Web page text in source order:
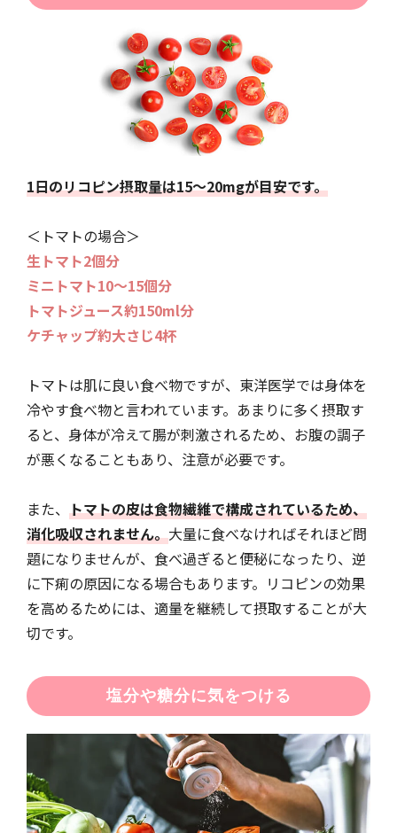
1日のリコピン摂取量は15〜20mgが目安です。
＜トマトの場合＞
生トマト2個分
ミニトマト10〜15個分
トマトジュース約150ml分
ケチャップ約大さじ4杯
トマトは肌に良い食べ物ですが、東洋医学では身体を
冷やす食べ物と言われています。あまりに多く摂取す
ると、身体が冷えて腸が刺激されるため、お腹の調子
が悪くなることもあり、注意が必要です。
また、 トマトの皮は食物繊維で構成されているため、
消化吸収されません。大量に食べなければそれほど問
題になりませんが、食べ過ぎると便秘になったり、逆
に下痢の原因になる場合もあります。リコピンの効果
を高めるためには、適量を継続して摂取することが大
切です。
塩分や糖分に気をつける